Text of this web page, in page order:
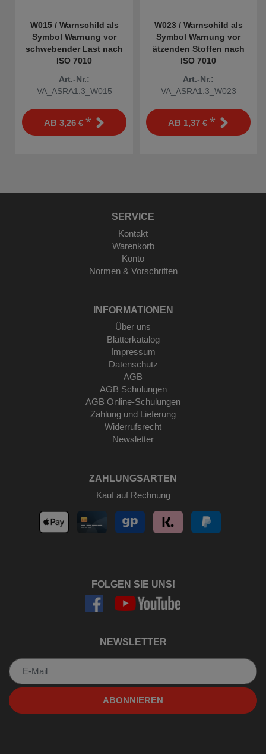
W015 / Warnschild als
Symbol Warnung vor
schwebender Last nach
ISO 7010
Art.-Nr.:
VA_ASRA1.3_W015
AB 3,26 € *
W023 / Warnschild als
Symbol Warnung vor
ätzenden Stoffen nach
ISO 7010
Art.-Nr.:
VA_ASRA1.3_W023
AB 1,37 € *
SERVICE
Kontakt
Warenkorb
Konto
Normen & Vorschriften
INFORMATIONEN
Über uns
Blätterkatalog
Impressum
Datenschutz
AGB
AGB Schulungen
AGB Online-Schulungen
Zahlung und Lieferung
Widerrufsrecht
Newsletter
ZAHLUNGSARTEN
Kauf auf Rechnung
FOLGEN SIE UNS!
NEWSLETTER
Newsletter
ABONNIEREN